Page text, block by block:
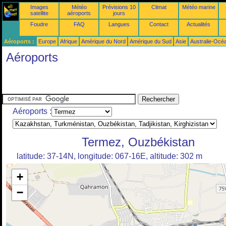
Images
satellite
Météo
aéroports
Prévisions 10
jours
Climat Météo marine
Foudre FAQ Langues Contact Actualités
Aéroports : Europe Afrique Amérique du Nord Amérique du Sud Asie Australie-
Aéroports
Aéroports :
Termez, Ouzbékistan
latitude: 37-14N, longitude: 067-16E, altitude: 302 m
+
−